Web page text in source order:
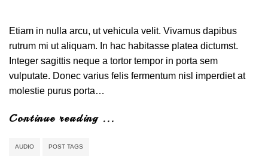
Etiam in nulla arcu, ut vehicula velit. Vivamus dapibus
rutrum mi ut aliquam. In hac habitasse platea dictumst.
Integer sagittis neque a tortor tempor in porta sem
vulputate. Donec varius felis fermentum nisl imperdiet at
molestie purus porta…
Continue reading ...
AUDIO POST TAGS